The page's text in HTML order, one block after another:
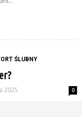
ŚLUBNY
2025 0